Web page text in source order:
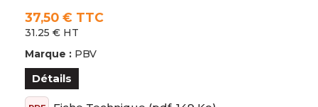
37,50 € TTC
31.25 € HT
Marque : PBV
Détails